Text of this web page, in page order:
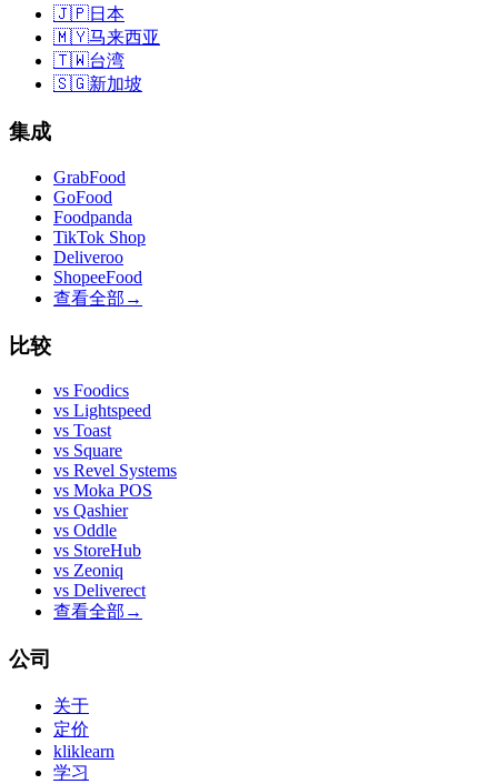
🇯🇵日本
🇲🇾马来西亚
🇹🇼台湾
🇸🇬新加坡
集成
GrabFood
GoFood
Foodpanda
TikTok Shop
Deliveroo
ShopeeFood
查看全部 →
比较
vs Foodics
vs Lightspeed
vs Toast
vs Square
vs Revel Systems
vs Moka POS
vs Qashier
vs Oddle
vs StoreHub
vs Zeoniq
vs Deliverect
查看全部 →
公司
关于
定价
kliklearn
学习